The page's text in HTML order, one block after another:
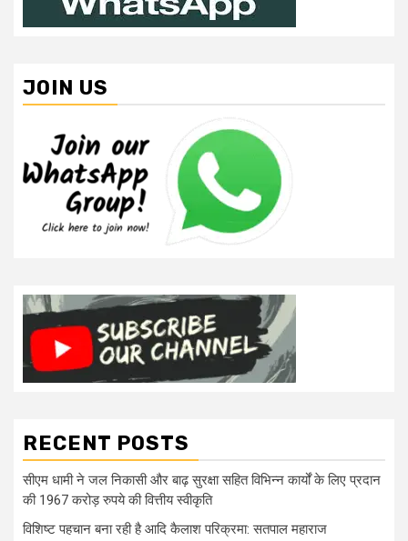
JOIN US
RECENT POSTS
सीएम धामी ने जल निकासी और बाढ़ सुरक्षा सहित विभिन्न कार्यों के लिए प्रदान
की 1967 करोड़ रुपये की वित्तीय स्वीकृति
विशिष्ट पहचान बना रही है आदि कैलाश परिक्रमा: सतपाल महाराज